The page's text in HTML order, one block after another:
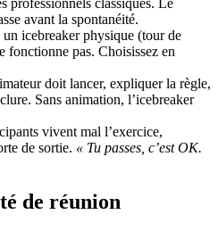
professionnels classiques. Le
avant la spontanéité.
un icebreaker physique (tour de
fonctionne pas. Choisissez en
doit lancer, expliquer la règle,
Sans animation, l’icebreaker
vivent mal l’exercice,
de sortie. « Tu passes, c’est OK.
de réunion